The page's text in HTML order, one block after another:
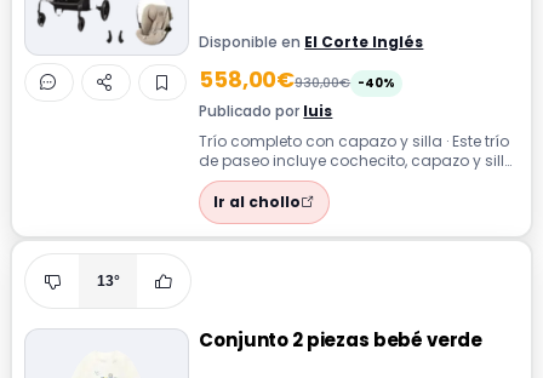
Disponible en El Corte Inglés
558,00€930,00€ -40%
Publicado por luis
Trío completo con capazo y silla · Este trío
de paseo incluye cochecito, capazo y silla
portabebés con adaptadores, o...
Ir al chollo
13°
Conjunto 2 piezas bebé verde